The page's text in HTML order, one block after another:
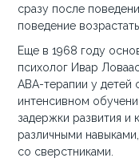
сразу после
поведение
Еще в 1968 году
психолог Ивар
АВА-терапии у детей
интенсивном
задержки развития и
различными
со сверстниками.